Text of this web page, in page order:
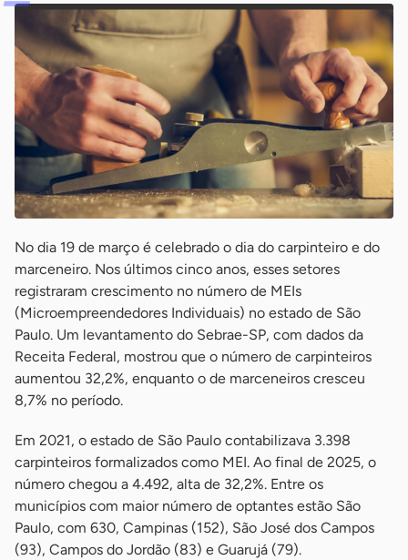
No dia 19 de março é celebrado o dia do carpinteiro e do
marceneiro. Nos últimos cinco anos, esses setores
registraram crescimento no número de MEIs
(Microempreendedores Individuais) no estado de São
Paulo. Um levantamento do Sebrae-SP, com dados da
Receita Federal, mostrou que o número de carpinteiros
aumentou 32,2%, enquanto o de marceneiros cresceu
8,7% no período.
Em 2021, o estado de São Paulo contabilizava 3.398
carpinteiros formalizados como MEI. Ao final de 2025, o
número chegou a 4.492, alta de 32,2%. Entre os
municípios com maior número de optantes estão São
Paulo, com 630, Campinas (152), São José dos Campos
(93), Campos do Jordão (83) e Guarujá (79).